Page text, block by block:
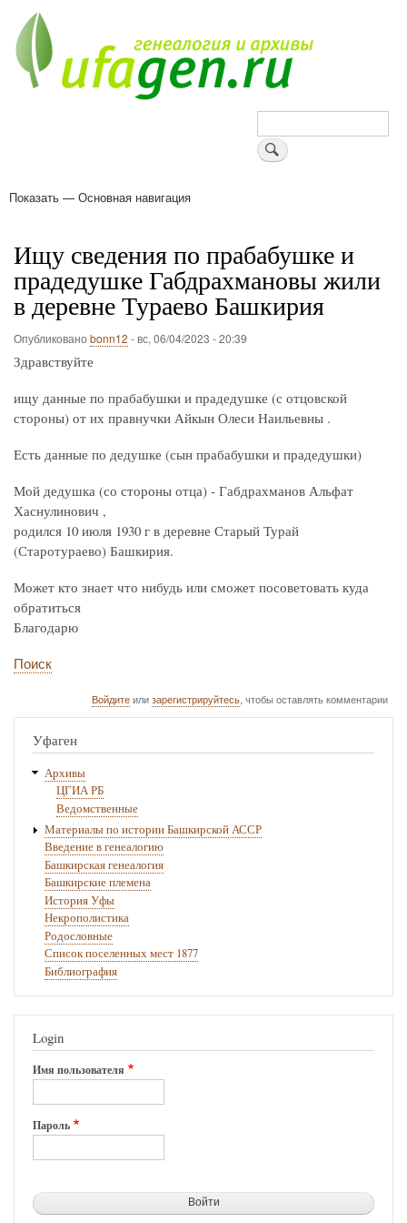
основному
содержанию
Поиск
Основная
Показать — Основная навигация
Ищу сведения по прабабушке и
прадедушке Габдрахмановы жили
в деревне Тураево Башкирия
Опубликовано bonn12 -вс, 06/04/2023 - 20:39
Здравствуйте
ищу данные по прабабушки и прадедушке (с отцовской
стороны) от их правнучки Айкын Олеси Наильевны .
Есть данные по дедушке (сын прабабушки и прадедушки)
Мой дедушка (со стороны отца) - Габдрахманов Альфат
Хаснулинович ,
родился 10 июля 1930 г в деревне Старый Турай
(Старотураево) Башкирия.
Может кто знает что нибудь или сможет посоветовать куда
обратиться
Благодарю
Поиск
Войдитеилизарегистрируйтесь, чтобы оставлять комментарии
Уфаген
Архивы
ЦГИА РБ
Ведомственные
Материалы по истории Башкирской АССР
Введение в генеалогию
Башкирская генеалогия
Башкирские племена
История Уфы
Некрополистика
Родословные
Список поселенных мест 1877
Библиография
Login
Имя пользователя
Пароль